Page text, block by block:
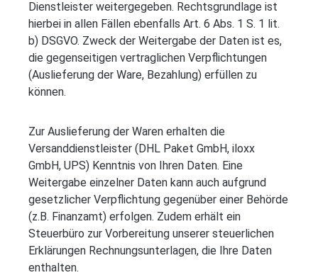
Dienstleister weitergegeben. Rechtsgrundlage ist
hierbei in allen Fällen ebenfalls Art. 6 Abs. 1 S. 1 lit.
b) DSGVO. Zweck der Weitergabe der Daten ist es,
die gegenseitigen vertraglichen Verpflichtungen
(Auslieferung der Ware, Bezahlung) erfüllen zu
können.
Zur Auslieferung der Waren erhalten die
Versanddienstleister (DHL Paket GmbH, iloxx
GmbH, UPS) Kenntnis von Ihren Daten. Eine
Weitergabe einzelner Daten kann auch aufgrund
gesetzlicher Verpflichtung gegenüber einer Behörde
(z.B. Finanzamt) erfolgen. Zudem erhält ein
Steuerbüro zur Vorbereitung unserer steuerlichen
Erklärungen Rechnungsunterlagen, die Ihre Daten
enthalten.